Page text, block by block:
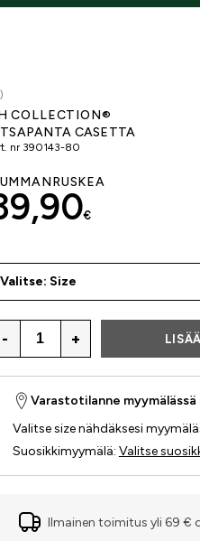
COLLECTION®
CASETTA
nr 390143-80
€
Valitse: Size
- +
Varastotilanne myymälässä
Valitse size nähdäksesi
Suosikkimyymälä: Valitse
Ilmainen toimitus yli 69 €